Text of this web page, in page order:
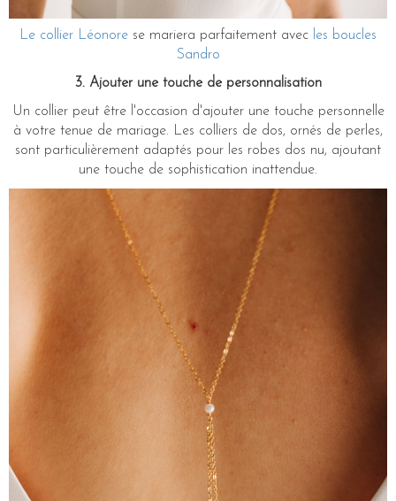
Le collier Léonore se mariera parfaitement avec les boucles
Sandro
3. Ajouter une touche de personnalisation
Un collier peut être l'occasion d'ajouter une touche personnelle
à votre tenue de mariage. Les colliers de dos, ornés de perles,
sont particulièrement adaptés pour les robes dos nu, ajoutant
une touche de sophistication inattendue.